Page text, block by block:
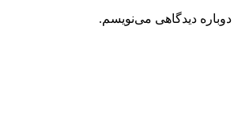
دیدگاهی می‌نویسم.